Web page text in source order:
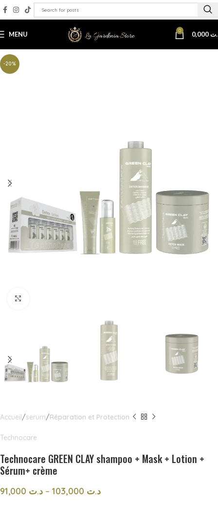
MENU 0
-20%
Accueil serum Réparation et Protection
Technocare
Technocare GREEN CLAY shampoo + Mask + Lotion +
Sérum+ crème
د.ت – د.ت